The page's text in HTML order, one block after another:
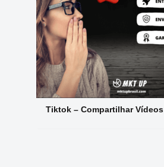
Tiktok – Compartilhar Vídeos